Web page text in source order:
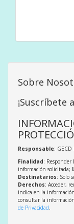
Sobre
¡Suscríbete
Responsable: GECD
Finalidad: Responder
información solicitada;
Destinatarios: Solo
Derechos: Acceder,
indica en la
consultar la
de Privacidad